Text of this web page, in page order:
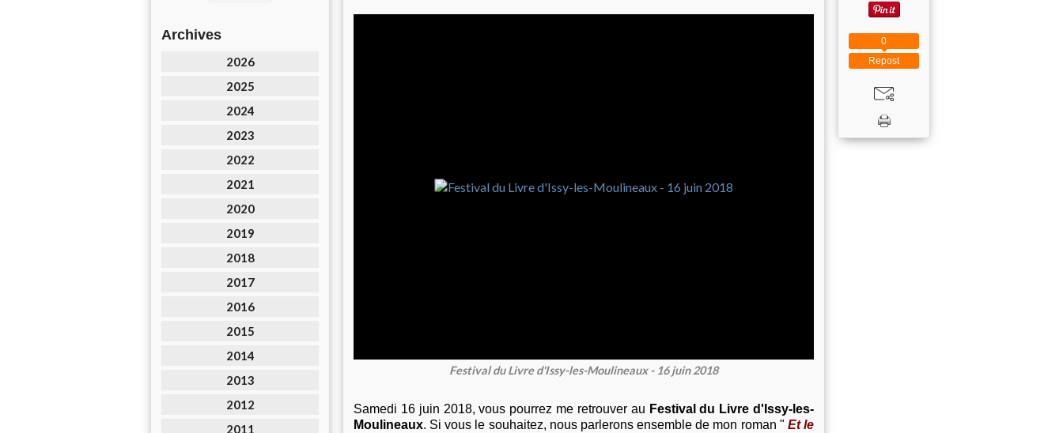
Archives
2026
2025
2024
2023
2022
2021
2020
2019
2018
2017
2016
2015
2014
2013
2012
2011
Festival du Livre d'Issy-les-Moulineaux - 16 juin 2018
Samedi 16 juin 2018, vous pourrez me retrouver au Festival du Livre d'Issy-les-
Moulineaux. Si vous le souhaitez, nous parlerons ensemble de mon roman " Et le
Repost
0